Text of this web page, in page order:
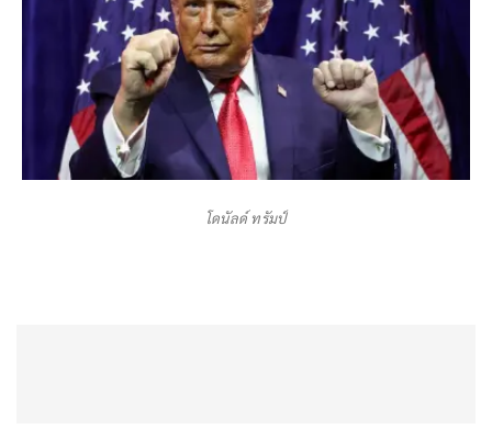
โดนัลด์ ทรัมป์